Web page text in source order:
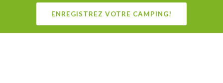
ENREGISTREZ VOTRE CAMPING!